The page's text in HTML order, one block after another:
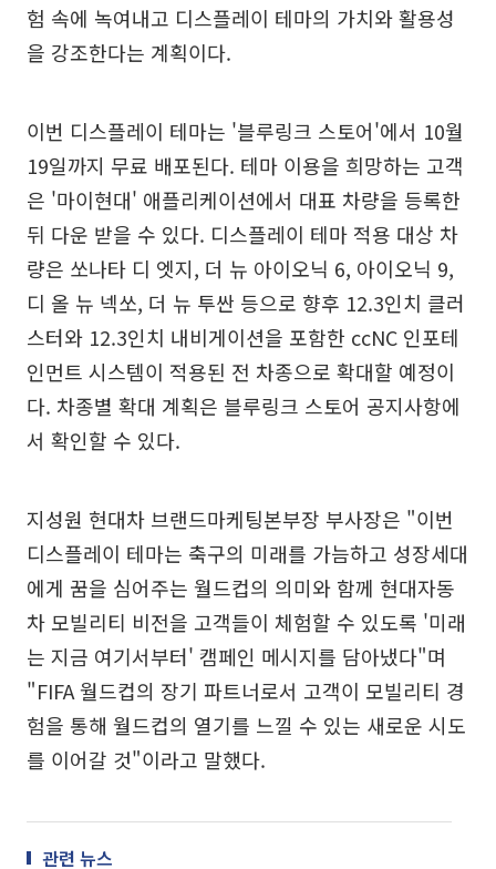
험 속에 녹여내고 디스플레이 테마의 가치와 활용성
을 강조한다는 계획이다.
이번 디스플레이 테마는 '블루링크 스토어'에서 10월
19일까지 무료 배포된다. 테마 이용을 희망하는 고객
은 '마이현대' 애플리케이션에서 대표 차량을 등록한
뒤 다운 받을 수 있다. 디스플레이 테마 적용 대상 차
량은 쏘나타 디 엣지, 더 뉴 아이오닉 6, 아이오닉 9,
디 올 뉴 넥쏘, 더 뉴 투싼 등으로 향후 12.3인치 클러
스터와 12.3인치 내비게이션을 포함한 ccNC 인포테
인먼트 시스템이 적용된 전 차종으로 확대할 예정이
다. 차종별 확대 계획은 블루링크 스토어 공지사항에
서 확인할 수 있다.
지성원 현대차 브랜드마케팅본부장 부사장은 "이번
디스플레이 테마는 축구의 미래를 가늠하고 성장세대
에게 꿈을 심어주는 월드컵의 의미와 함께 현대자동
차 모빌리티 비전을 고객들이 체험할 수 있도록 '미래
는 지금 여기서부터' 캠페인 메시지를 담아냈다"며
"FIFA 월드컵의 장기 파트너로서 고객이 모빌리티 경
험을 통해 월드컵의 열기를 느낄 수 있는 새로운 시도
를 이어갈 것"이라고 말했다.
관련 뉴스